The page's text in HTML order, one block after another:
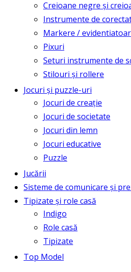
Creioane negre și
Instrumente de
Markere /
Pixuri
Seturi instrumente de
Stilouri și rollere
Jocuri și puzzle-uri
Jocuri de creație
Jocuri de societate
Jocuri din lemn
Jocuri educative
Puzzle
Jucării
Sisteme de comunicare și
Tipizate și role casă
Indigo
Role casă
Tipizate
Top Model